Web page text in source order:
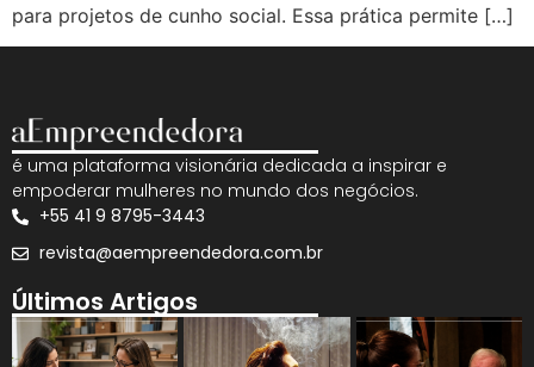
para projetos de cunho social. Essa prática permite […]
é uma plataforma visionária dedicada a inspirar e
empoderar mulheres no mundo dos negócios.
+55 41 9 8795-3443
revista@aempreendedora.com.br
Últimos Artigos